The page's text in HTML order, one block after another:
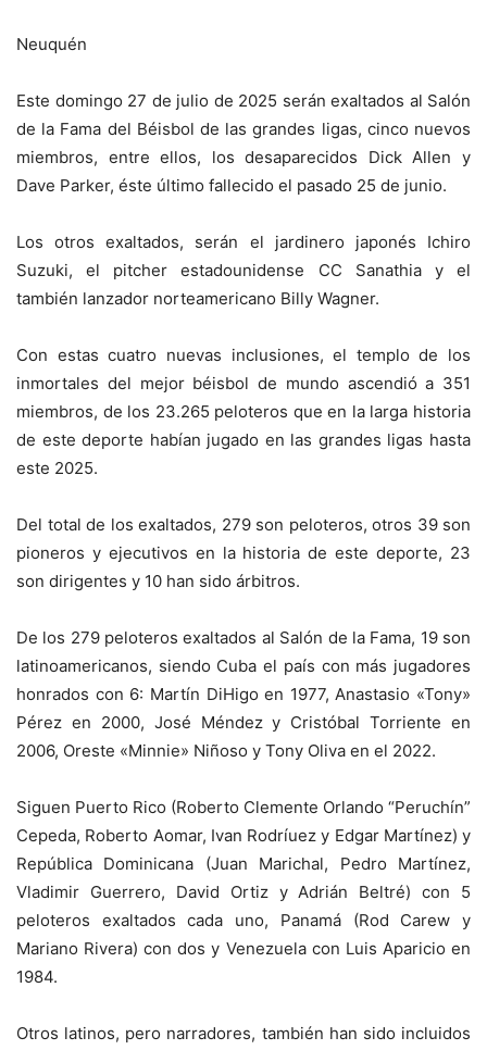
Neuquén
Este domingo 27 de julio de 2025 serán exaltados al Salón
de la Fama del Béisbol de las grandes ligas, cinco nuevos
miembros, entre ellos, los desaparecidos Dick Allen y
Dave Parker, éste último fallecido el pasado 25 de junio.
Los otros exaltados, serán el jardinero japonés Ichiro
Suzuki, el pitcher estadounidense CC Sanathia y el
también lanzador norteamericano Billy Wagner.
Con estas cuatro nuevas inclusiones, el templo de los
inmortales del mejor béisbol de mundo ascendió a 351
miembros, de los 23.265 peloteros que en la larga historia
de este deporte habían jugado en las grandes ligas hasta
este 2025.
Del total de los exaltados, 279 son peloteros, otros 39 son
pioneros y ejecutivos en la historia de este deporte, 23
son dirigentes y 10 han sido árbitros.
De los 279 peloteros exaltados al Salón de la Fama, 19 son
latinoamericanos, siendo Cuba el país con más jugadores
honrados con 6: Martín DiHigo en 1977, Anastasio «Tony»
Pérez en 2000, José Méndez y Cristóbal Torriente en
2006, Oreste «Minnie» Niñoso y Tony Oliva en el 2022.
Siguen Puerto Rico (Roberto Clemente Orlando “Peruchín”
Cepeda, Roberto Aomar, Ivan Rodríuez y Edgar Martínez) y
República Dominicana (Juan Marichal, Pedro Martínez,
Vladimir Guerrero, David Ortiz y Adrián Beltré) con 5
peloteros exaltados cada uno, Panamá (Rod Carew y
Mariano Rivera) con dos y Venezuela con Luis Aparicio en
1984.
Otros latinos, pero narradores, también han sido incluidos